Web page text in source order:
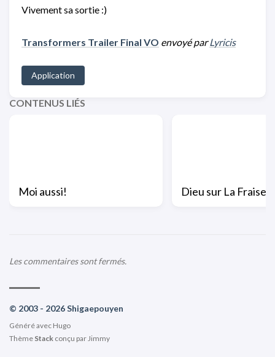
Vivement sa sortie :)
Transformers Trailer Final VO envoyé parLyricis
Application
CONTENUS LIÉS
Moi aussi! Dieu sur La Fraise
Les commentaires sont fermés.
© 2003 - 2026 Shigaepouyen
Généré avec Hugo
Thème Stack conçu parJimmy